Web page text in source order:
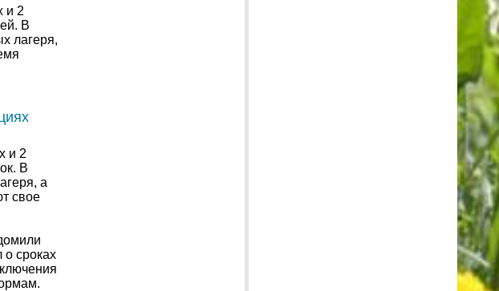
и 2
В
лагеря,
и 2
В
а
свое
сроках